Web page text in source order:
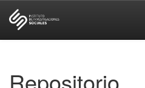
Repositorio